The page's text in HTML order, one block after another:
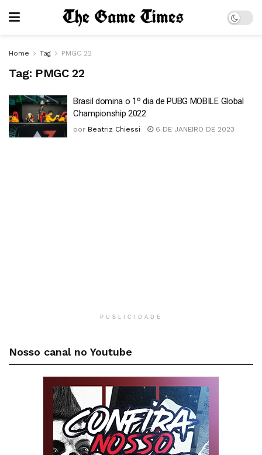
Home Tag PMGC 22
Tag: PMGC 22
Brasil domina o 1º dia de PUBG MOBILE Global
Championship 2022
por Beatriz Chiessi 6 DE JANEIRO DE 2023
PUBLICIDADE
Nosso canal no Youtube